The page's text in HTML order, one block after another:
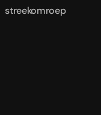
streekomroep